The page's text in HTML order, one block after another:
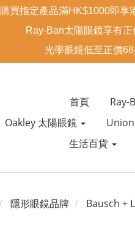
首頁 Ray-
Oakley 太陽眼鏡
生活百貨
隱形眼鏡品牌 Bausch +
購買指定產品滿HK$1000即享
Ray-Ban太陽眼鏡享有
光學眼鏡低至正價